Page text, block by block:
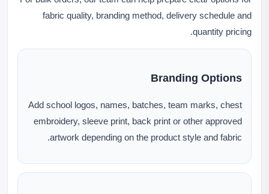
fabric quality, branding method, delivery schedule and
quantity pricing.
Branding Options
Add school logos, names, batches, team marks, chest
embroidery, sleeve print, back print or other approved
artwork depending on the product style and fabric.